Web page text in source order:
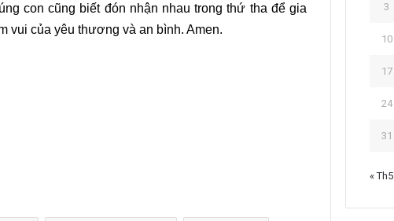
con cũng biết đón nhận nhau trong thứ tha để gia
vui của yêu thương và an bình. Amen.
3
10
17
24
31
« Th5